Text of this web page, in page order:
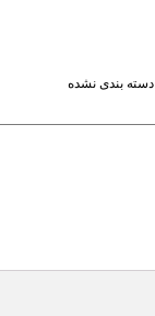
دسته بندی نشده